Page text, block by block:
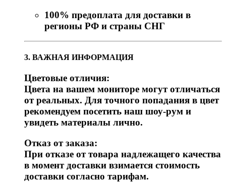
100% предоплата для доставки в
регионы РФ и страны СНГ
3. ВАЖНАЯ ИНФОРМАЦИЯ
Цветовые отличия:
Цвета на вашем мониторе могут отличаться
от реальных. Для точного попадания в цвет
рекомендуем посетить наш шоу-рум и
увидеть материалы лично.
Отказ от заказа:
При отказе от товара надлежащего качества
в момент доставки взимается стоимость
доставки согласно тарифам.